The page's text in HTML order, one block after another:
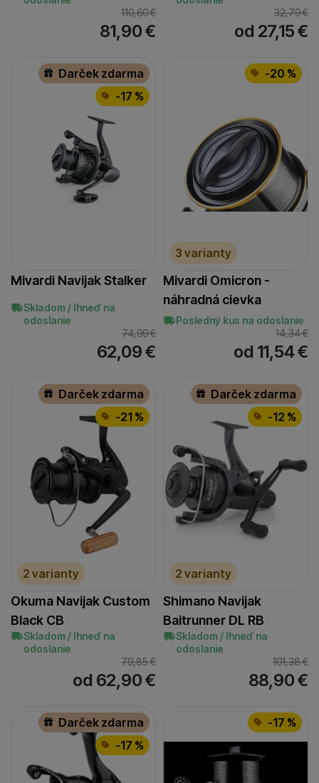
110,60€
81,90€
32,79€
od 27,15€
Darček zdarma
-17 %
Mivardi Navijak Stalker
Skladom / Ihneď na
odoslanie
74,99€
62,09€
-20 %
3 varianty
Mivardi Omicron -
náhradná cievka
Posledný kus na odoslanie
14,34€
od 11,54€
Darček zdarma
-21 %
2 varianty
Okuma Navijak Custom
Black CB
Skladom / Ihneď na
odoslanie
79,85€
od 62,90€
Darček zdarma
-12 %
2 varianty
Shimano Navijak
Baitrunner DL RB
Skladom / Ihneď na
odoslanie
101,38€
88,90€
Darček zdarma
-17 %
-17 %